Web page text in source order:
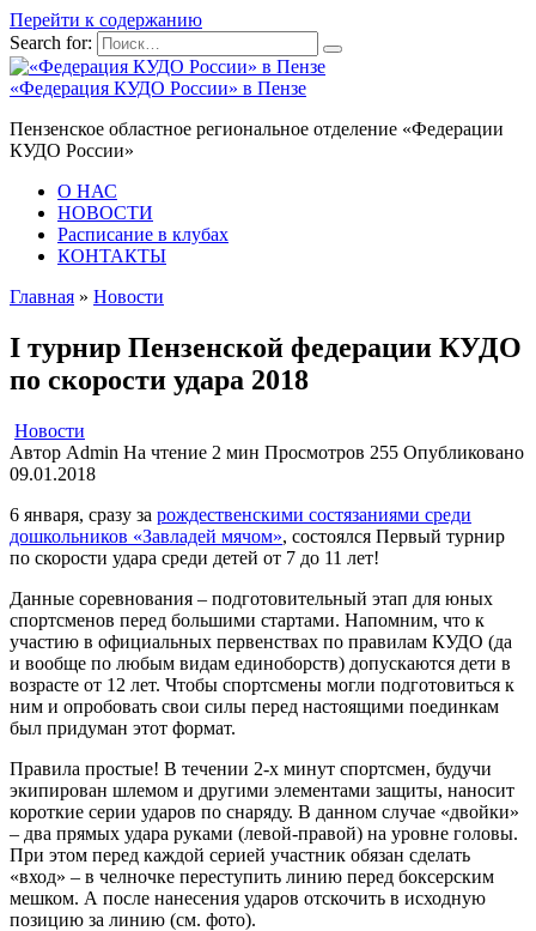
Перейти к содержанию
Search for:
«Федерация КУДО России» в Пензе
Пензенское областное региональное отделение «Федерации
КУДО России»
О НАС
НОВОСТИ
Расписание в клубах
КОНТАКТЫ
Главная » Новости
I турнир Пензенской федерации КУДО
по скорости удара 2018
Новости
Автор Admin На чтение 2 мин Просмотров 255 Опубликовано
09.01.2018
6 января, сразу за рождественскими состязаниями среди
дошкольников «Завладей мячом», состоялся Первый турнир
по скорости удара среди детей от 7 до 11 лет!
Данные соревнования – подготовительный этап для юных
спортсменов перед большими стартами. Напомним, что к
участию в официальных первенствах по правилам КУДО (да
и вообще по любым видам единоборств) допускаются дети в
возрасте от 12 лет. Чтобы спортсмены могли подготовиться к
ним и опробовать свои силы перед настоящими поединкам
был придуман этот формат.
Правила простые! В течении 2-х минут спортсмен, будучи
экипирован шлемом и другими элементами защиты, наносит
короткие серии ударов по снаряду. В данном случае «двойки»
– два прямых удара руками (левой-правой) на уровне головы.
При этом перед каждой серией участник обязан сделать
«вход» – в челночке переступить линию перед боксерским
мешком. А после нанесения ударов отскочить в исходную
позицию за линию (см. фото).